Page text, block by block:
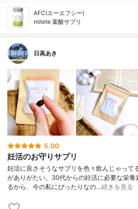
AFC(エーエフシー)
mitete 葉酸サプリ
日高あき
5.00
妊活のお守りサプリ
妊活に良さそうなサプリを色々飲んじゃって
がありがたい。30代からの妊活に必要な栄養
るから、今の私にぴったりなの…続きを見る